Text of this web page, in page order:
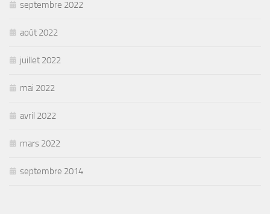
septembre 2022
août 2022
juillet 2022
mai 2022
avril 2022
mars 2022
septembre 2014